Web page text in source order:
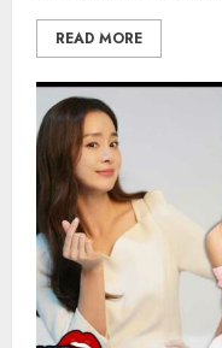
READ MORE